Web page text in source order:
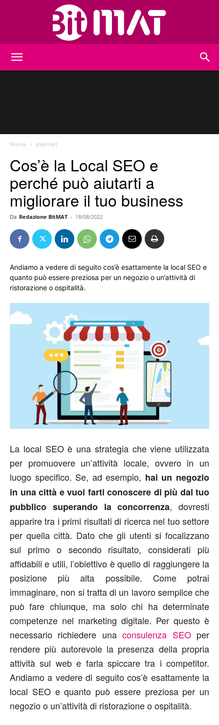
Home Internet
Cos’è la Local SEO e
perché può aiutarti a
migliorare il tuo business
Da Redazione BitMAT - 18/08/2022
Andiamo a vedere di seguito cos’è esattamente la local SEO e
quanto può essere preziosa per un negozio o un’attività di
ristorazione o ospitalità.
La local SEO è una strategia che viene utilizzata
per promuovere un’attività locale, ovvero in un
luogo specifico. Se, ad esempio, hai un negozio
in una città e vuoi farti conoscere di più dal tuo
pubblico superando la concorrenza, dovresti
apparire tra i primi risultati di ricerca nel tuo settore
per quella città. Dato che gli utenti si focalizzano
sul primo o secondo risultato, considerati più
affidabili e utili, l’obiettivo è quello di raggiungere la
posizione più alta possibile. Come potrai
immaginare, non si tratta di un lavoro semplice che
può fare chiunque, ma solo chi ha determinate
competenze nel marketing digitale. Per questo è
necessario richiedere unaconsulenza SEOper
rendere più autorevole la presenza della propria
attività sul web e farla spiccare tra i competitor.
Andiamo a vedere di seguito cos’è esattamente la
local SEO e quanto può essere preziosa per un
negozio o un’attività di ristorazione o ospitalità.